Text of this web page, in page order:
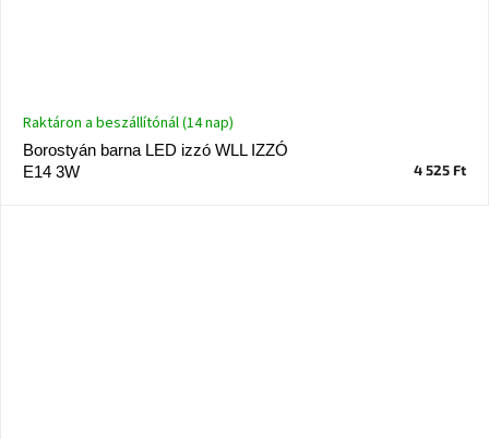
Borostyán barna LED izzó WLL IZZÓ
E14 3W
Raktáron a beszállítónál (14 nap)
4 525 Ft